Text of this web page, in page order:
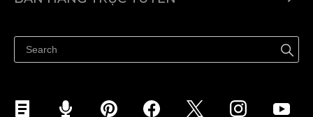
Trung tâm trợ giúp
Quảng bá ở bất cứ đâu
Kiểm soát mọi thứ